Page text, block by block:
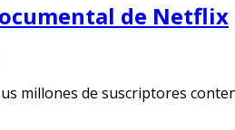
de Netflix
millones de suscriptores